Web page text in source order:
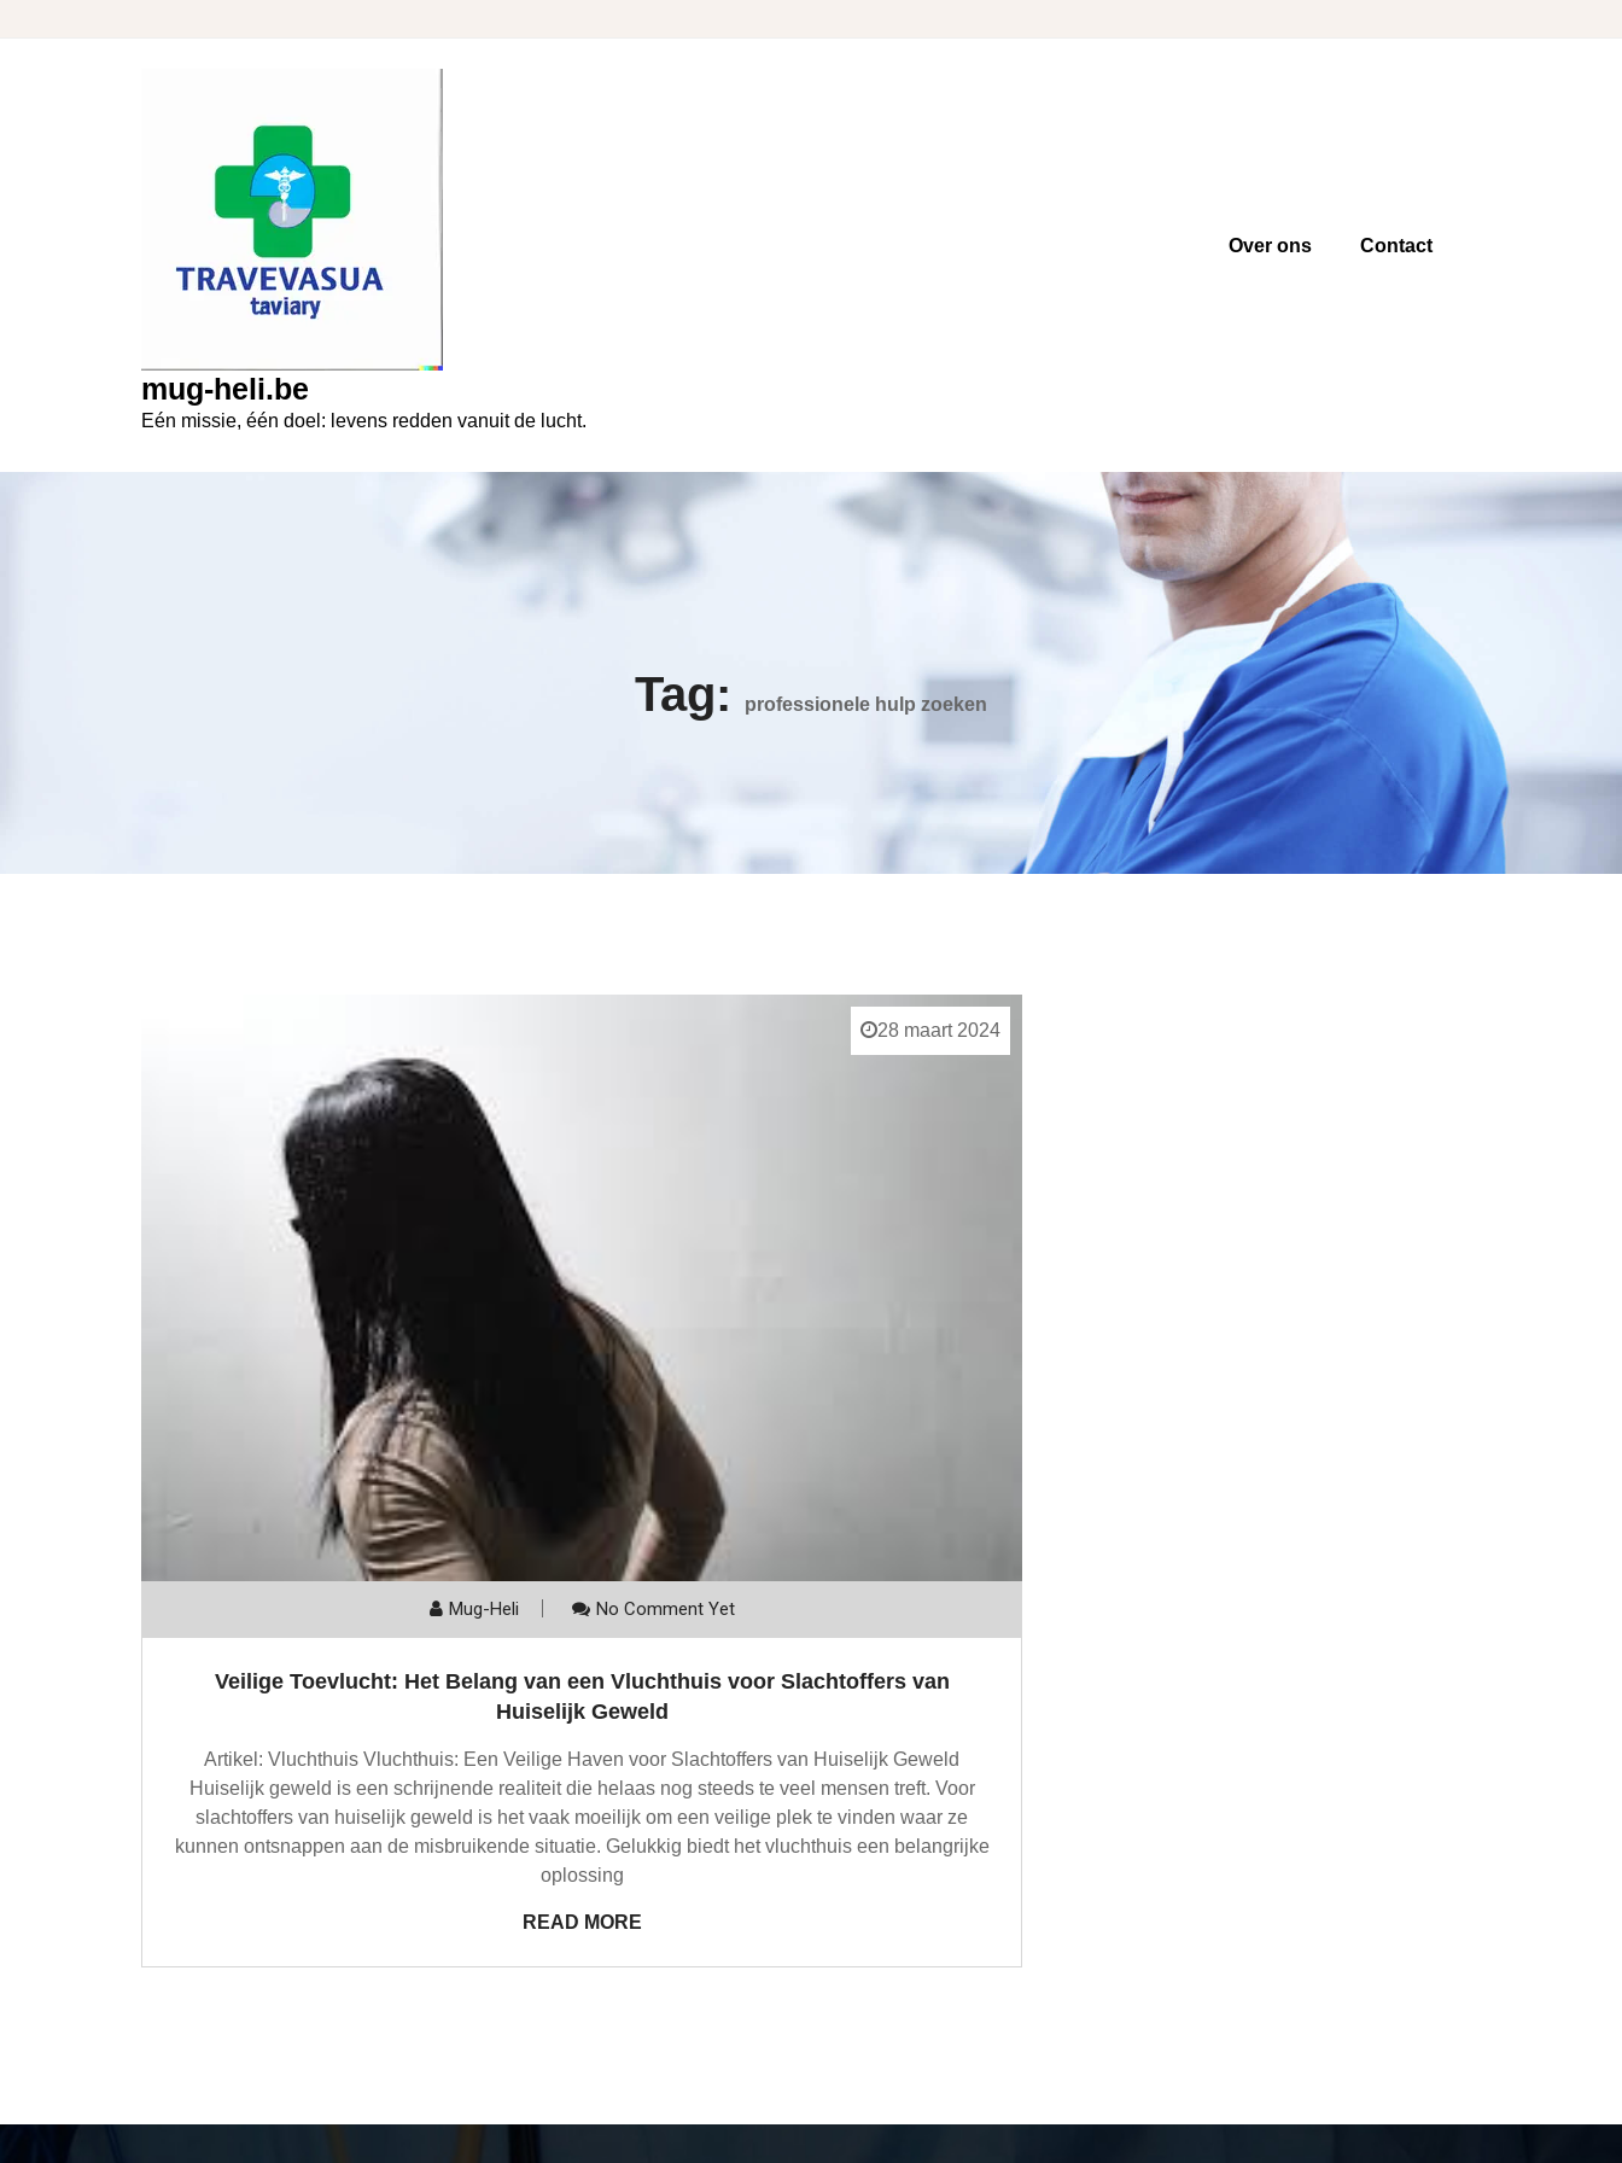
mug-heli.be
Eén missie, één doel: levens redden vanuit de lucht.
Over ons Contact
Tag: professionele hulp zoeken
28 maart 2024
Mug-Heli No Comment Yet
Veilige Toevlucht: Het Belang van een Vluchthuis voor Slachtoffers van
Huiselijk Geweld
Artikel: Vluchthuis Vluchthuis: Een Veilige Haven voor Slachtoffers van Huiselijk Geweld
Huiselijk geweld is een schrijnende realiteit die helaas nog steeds te veel mensen treft. Voor
slachtoffers van huiselijk geweld is het vaak moeilijk om een veilige plek te vinden waar ze
kunnen ontsnappen aan de misbruikende situatie. Gelukkig biedt het vluchthuis een belangrijke
oplossing
READ MORE